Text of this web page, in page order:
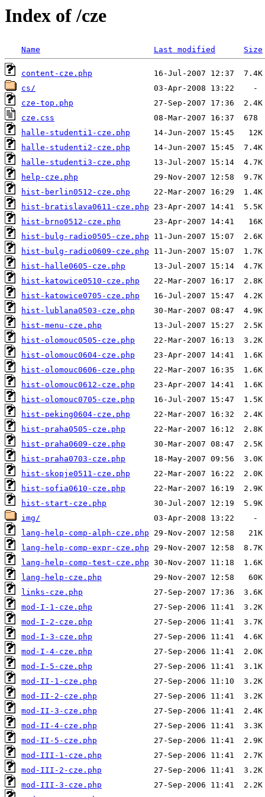
Index of /cze
Name Last modified Size
content-cze.php
cs/
cze-top.php
cze.css
halle-studenti1-cze.php
halle-studenti2-cze.php
halle-studenti3-cze.php
help-cze.php
hist-berlin0512-cze.php
hist-bratislava0611-cze.php
hist-brno0512-cze.php
hist-bulg-radio0505-cze.php
hist-bulg-radio0609-cze.php
hist-halle0605-cze.php
hist-katowice0510-cze.php
hist-katowice0705-cze.php
hist-lublana0503-cze.php
hist-menu-cze.php
hist-olomouc0505-cze.php
hist-olomouc0604-cze.php
hist-olomouc0606-cze.php
hist-olomouc0612-cze.php
hist-olomouc0705-cze.php
hist-peking0604-cze.php
hist-praha0505-cze.php
hist-praha0609-cze.php
hist-praha0703-cze.php
hist-skopje0511-cze.php
hist-sofia0610-cze.php
hist-start-cze.php
img/
lang-help-comp-alph-cze.php
lang-help-comp-expr-cze.php
lang-help-comp-test-cze.php
lang-help-cze.php
links-cze.php
mod-I-1-cze.php
mod-I-2-cze.php
mod-I-3-cze.php
mod-I-4-cze.php
mod-I-5-cze.php
mod-II-1-cze.php
mod-II-2-cze.php
mod-II-3-cze.php
mod-II-4-cze.php
mod-II-5-cze.php
mod-III-1-cze.php
mod-III-2-cze.php
mod-III-3-cze.php